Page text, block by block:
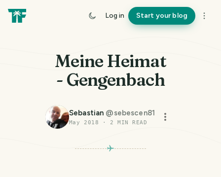
Log in Start your blog
Meine Heimat
- Gengenbach
Sebastian @sebescen81
May 2018 · 2 MIN READ